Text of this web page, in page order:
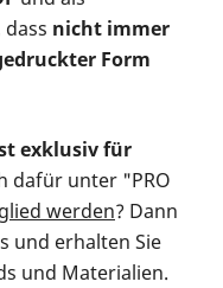
dass nicht immer
Form
exklusiv für
dafür unter "PRO
werden? Dann
und erhalten Sie
und Materialien.